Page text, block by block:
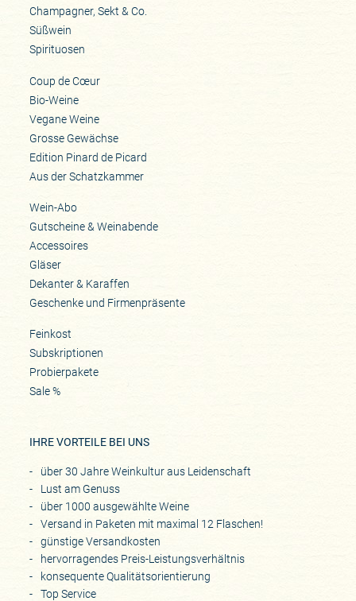
Champagner, Sekt & Co.
Süßwein
Spirituosen
Coup de Cœur
Bio-Weine
Vegane Weine
Grosse Gewächse
Edition Pinard de Picard
Aus der Schatzkammer
Wein-Abo
Gutscheine & Weinabende
Accessoires
Gläser
Dekanter & Karaffen
Geschenke und Firmenpräsente
Feinkost
Subskriptionen
Probierpakete
Sale %
IHRE VORTEILE BEI UNS
über 30 Jahre Weinkultur aus Leidenschaft
Lust am Genuss
über 1000 ausgewählte Weine
Versand in Paketen mit maximal 12 Flaschen!
günstige Versandkosten
hervorragendes Preis-Leistungsverhältnis
konsequente Qualitätsorientierung
Top Service